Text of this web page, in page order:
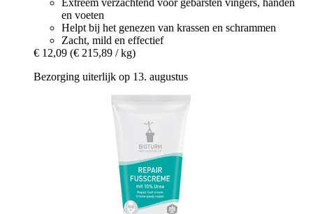
Extreem verzachtend voor gebarsten vingers, handen
en voeten
Helpt bij het genezen van krassen en schrammen
Zacht, mild en effectief
€ 12,09 (€ 215,89 / kg)
Bezorging uiterlijk op 13. augustus